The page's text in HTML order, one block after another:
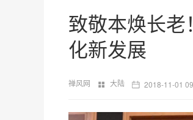
致敬本焕长
化新发展
禅风网 大陆 2018-11-01